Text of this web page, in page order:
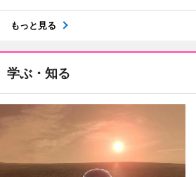
もっと見る
学ぶ・知る